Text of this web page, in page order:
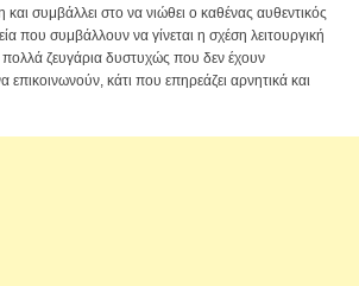
και συμβάλλει στο να νιώθει ο καθένας αυθεντικός
που συμβάλλουν να γίνεται η σχέση λειτουργική
ζευγάρια δυστυχώς που δεν έχουν
επικοινωνούν, κάτι που επηρεάζει αρνητικά και